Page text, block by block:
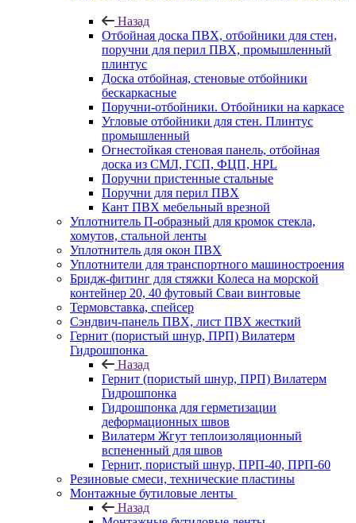
Назад
Отбойная доска ПВХ, отбойники для стен,
поручни для перил ПВХ, промышленный
плинтус
Доска отбойная, стеновые отбойники
бескаркасные
Поручни-отбойники. Отбойники на каркасе
Угловые отбойники для стен. Плинтус
промышленный
Огнестойкая стеновая панель, отбойная
доска из СМЛ, ГСП, ФЦП, HPL
Поручни пристенные стальные
Поручни для перил ПВХ
Кант ПВХ мебельный врезной
Уплотнитель П-образный для кромок стекла,
хомутов, стальной ленты
Уплотнитель для окон ПВХ
Уплотнители для транспортного машиностроения
Бридж-фитинг для стяжки Колеса на морской
контейнер 20, 40 футовый Сваи винтовые
Термовставка, спейсер
Сэндвич-панель ПВХ, лист ПВХ жесткий
Гернит (пористый шнур, ПРП) Вилатерм
Гидрошпонка
Назад
Гернит (пористый шнур, ПРП) Вилатерм
Гидрошпонка
Гидрошпонка для герметизации
деформационных швов
Вилатерм Жгут теплоизоляционный
вспененный для швов
Гернит, пористый шнур, ПРП-40, ПРП-60
Резиновые смеси, технические пластины
Монтажные бутиловые ленты
Назад